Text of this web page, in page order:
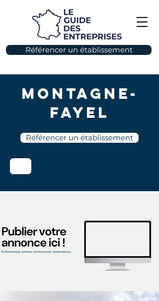
Référencer un établissement
Montagne-
Fayel
Référencer un établissement